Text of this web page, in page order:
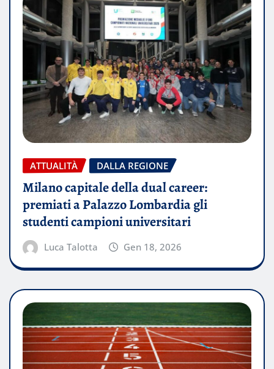
ATTUALITÀ DALLA REGIONE
Milano capitale della dual career:
premiati a Palazzo Lombardia gli
studenti campioni universitari
Luca Talotta Gen 18, 2026